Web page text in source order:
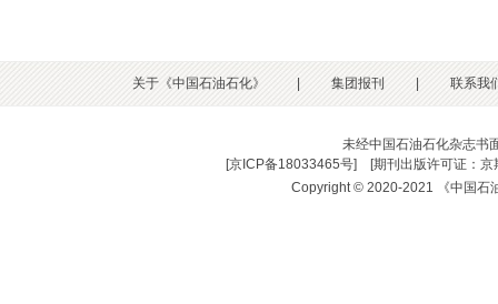
关于《中国石油石化》 集团报刊 联系我
未经中国石油石化杂志书
[京ICP备18033465号] [期刊出版许可证：
Copyright © 2020-2021 《中国石